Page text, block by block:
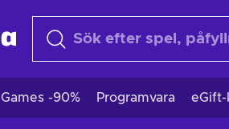
Games -90% Programvara